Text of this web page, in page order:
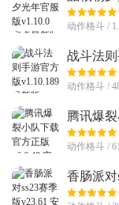
版
动作格斗 /
战斗法则
动作格斗 /
腾讯爆
卓最新版
动作格斗 /
香肠派对